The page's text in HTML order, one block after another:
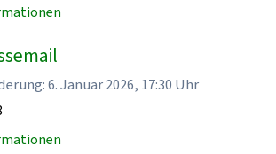
6. Januar 2026, 17:30 Uhr